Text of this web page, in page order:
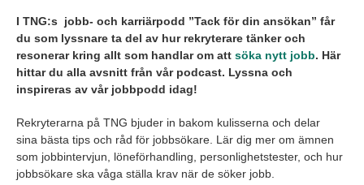
I TNG:s jobb- och karriärpodd ”Tack för din ansökan” får
du som lyssnare ta del av hur rekryterare tänker och
resonerar kring allt som handlar om att söka nytt jobb. Här
hittar du alla avsnitt från vår podcast. Lyssna och
inspireras av vår jobbpodd idag!
Rekryterarna på TNG bjuder in bakom kulisserna och delar
sina bästa tips och råd för jobbsökare. Lär dig mer om ämnen
som jobbintervjun, löneförhandling, personlighetstester, och hur
jobbsökare ska våga ställa krav när de söker jobb.